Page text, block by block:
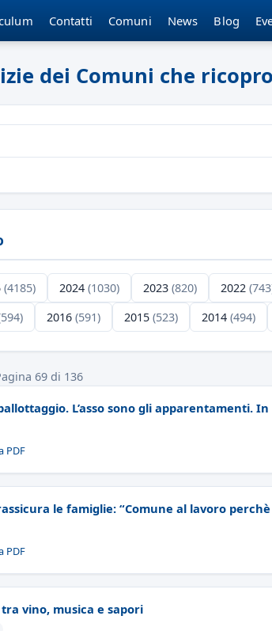
Contatti Comuni News Blog
dei Comuni che ricopro
(4185) 2024 (1030) 2023 (820) 2022
2016 (591) 2015 (523) 2014 (494)
69 di 136
L’asso sono gli apparentamenti.
PDF
le famiglie: “Comune al lavoro
PDF
vino, musica e sapori